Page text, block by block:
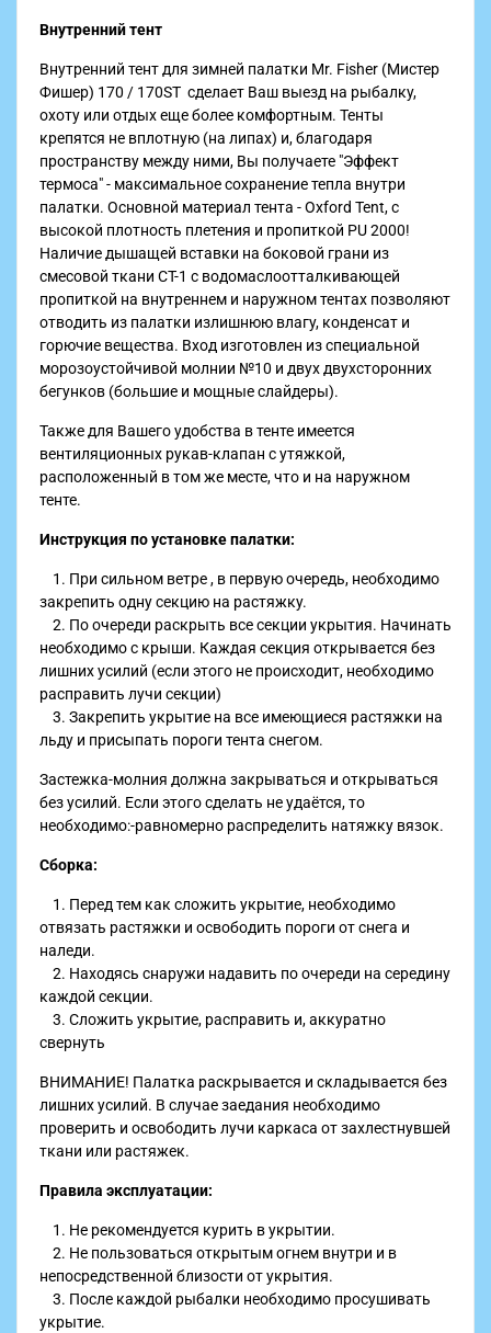
Внутренний тент
Внутренний тент для зимней палатки Mr. Fisher (Мистер
Фишер) 170 / 170ST сделает Ваш выезд на рыбалку,
охоту или отдых еще более комфортным. Тенты
крепятся не вплотную (на липах) и, благодаря
пространству между ними, Вы получаете "Эффект
термоса" - максимальное сохранение тепла внутри
палатки. Основной материал тента - Oxford Tent, с
высокой плотность плетения и пропиткой PU 2000!
Наличие дышащей вставки на боковой грани из
смесовой ткани СТ-1 с водомаслоотталкивающей
пропиткой на внутреннем и наружном тентах позволяют
отводить из палатки излишнюю влагу, конденсат и
горючие вещества. Вход изготовлен из специальной
морозоустойчивой молнии №10 и двух двухсторонних
бегунков (большие и мощные слайдеры).
Также для Вашего удобства в тенте имеется
вентиляционных рукав-клапан с утяжкой,
расположенный в том же месте, что и на наружном
тенте.
Инструкция по установке палатки:
1. При сильном ветре , в первую очередь, необходимо
закрепить одну секцию на растяжку.
2. По очереди раскрыть все секции укрытия. Начинать
необходимо с крыши. Каждая секция открывается без
лишних усилий (если этого не происходит, необходимо
расправить лучи секции)
3. Закрепить укрытие на все имеющиеся растяжки на
льду и присыпать пороги тента снегом.
Застежка-молния должна закрываться и открываться
без усилий. Если этого сделать не удаётся, то
необходимо:-равномерно распределить натяжку вязок.
Сборка:
1. Перед тем как сложить укрытие, необходимо
отвязать растяжки и освободить пороги от снега и
наледи.
2. Находясь снаружи надавить по очереди на середину
каждой секции.
3. Сложить укрытие, расправить и, аккуратно
свернуть
ВНИМАНИЕ! Палатка раскрывается и складывается без
лишних усилий. В случае заедания необходимо
проверить и освободить лучи каркаса от захлестнувшей
ткани или растяжек.
Правила эксплуатации:
1. Не рекомендуется курить в укрытии.
2. Не пользоваться открытым огнем внутри и в
непосредственной близости от укрытия.
3. После каждой рыбалки необходимо просушивать
укрытие.